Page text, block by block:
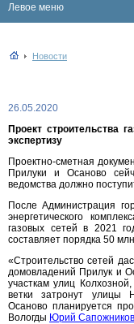
Левое меню
Новости
26.05.2020
Проект строительства
экспертизу
Проектно-сметная
Прилуки и Осаново
ведомства должно
После Администрация
энергетического
газовых сетей в 2021
составляет порядка 50
«Строительство сетей
домовладений Прилук и
участкам улиц
ветки затронут улицы
Осаново планируется
Вологды Юрий Сапожников